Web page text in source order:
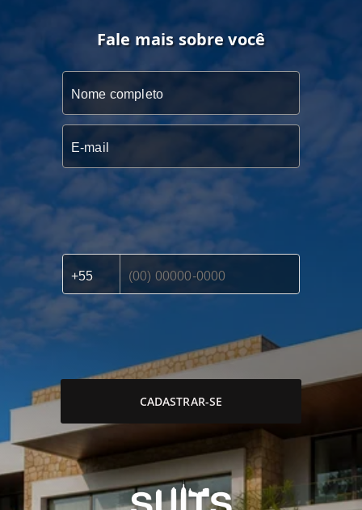
Fale mais sobre você
CADASTRAR-SE